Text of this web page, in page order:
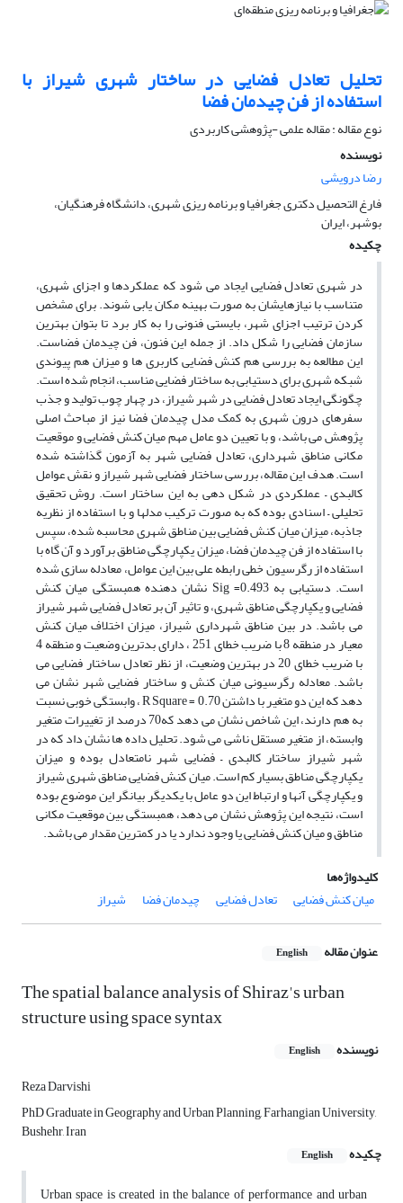
تحلیل تعادل فضایی در ساختار شهری شیراز با
استفاده از فن چیدمان فضا
نوع مقاله : مقاله علمی -پژوهشی کاربردی
نویسنده
رضا درویشی
فارغ التحصیل دکتری جغرافیا و برنامه ریزی شهری، دانشگاه فرهنگیان،
بوشهر، ایران
چکیده
در شهری تعادل فضایی ایجاد می شود که عملکردها و اجزای شهری،
متناسب با نیازهایشان به صورت بهینه مکان یابی شوند. برای مشخص
کردن ترتیب اجزای شهر، بایستی فنونی را به کار برد تا بتوان بهترین
سازمان فضایی را شکل داد. از جمله این فنون، فن چیدمان فضاست.
این مطالعه به بررسی هم کنش فضایی کاربری ها و میزان هم پیوندی
شبکه شهری برای دستیابی به ساختار فضایی مناسب، انجام شده است.
چگونگی ایجاد تعادل فضایی در شهر شیراز، در چهار چوب تولید و جذب
سفرهای درون شهری به کمک مدل چیدمان فضا نیز از مباحث اصلی
پژوهش می باشد، و با تعیین دو عامل مهم میان کنش فضایی و موقعیت
مکانی مناطق شهرداری، تعادل فضایی شهر به آزمون گذاشته شده
است. هدف این مقاله، بررسی ساختار فضایی شهر شیراز و نقش عوامل
کالبدی–عملکردی در شکل دهی به این ساختار است. روش تحقیق
تحلیلی–اسنادی بوده که به صورت ترکیب مدلها و با استفاده از نظریه
جاذبه، میزان میان کنش فضایی بین مناطق شهری محاسبه شده، سپس
با استفاده از فن چیدمان فضا، میزان یکپارچگی مناطق برآورد و آن گاه با
استفاده از رگرسیون خطی رابطه علی بین این عوامل، معادله سازی شده
است. دستیابی به Sig =0.493 نشان دهنده همبستگی میان کنش
فضایی و یکپارچگی مناطق شهری، و تاثیر آن بر تعادل فضایی شهر شیراز
می باشد. در بین مناطق شهرداری شیراز، میزان اختلاف میان کنش
معیار در منطقه 8 با ضریب خطای 251 ، دارای بدترین وضعیت و منطقه 4
با ضریب خطای 20 در بهترین وضعیت، از نظر تعادل ساختار فضایی می
باشد. معادله رگرسیونی میان کنش و ساختار فضایی شهر نشان می
دهد که این دو متغیر با داشتنR Square = 0.70، وابستگی خوبی نسبت
به هم دارند، این شاخص نشان می دهد که70 درصد از تغییرات متغیر
وابسته، از متغیر مستقل ناشی می شود.تحلیل داده ها نشان داد که در
شهر شیراز ساختار کالبدی– فضایی شهر نامتعادل بوده و میزان
یکپارچگی مناطق بسیار کم است. میان کنش فضایی مناطق شهری شیراز
و یکپارچگی آنها و ارتباط این دو عامل با یکدیگر بیانگر این موضوع بوده
است، نتیجه این پژوهش نشان می دهد، همبستگی بین موقعیت مکانی
مناطق و میان کنش فضایی یا وجود ندارد یا در کمترین مقدار می باشد.
کلیدواژه‌ها
میان کنش فضایی
تعادل فضایی چیدمان فضا شیراز
عنوان مقاله English
The spatial balance analysis of Shiraz's urban
structure using space syntax
نویسنده English
Reza Darvishi
PhD Graduate in Geography and Urban Planning, Farhangian University,
Bushehr, Iran
چکیده
English
Urban space is created in the balance of performance and urban